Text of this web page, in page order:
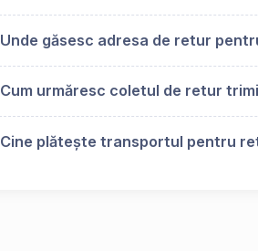
Unde găsesc adresa de retur
Cum urmăresc coletul de retur
Cine plătește transportul pentru